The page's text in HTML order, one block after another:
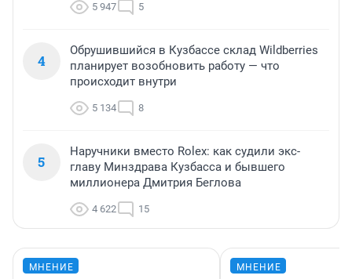
5 947 5
4
Обрушившийся в Кузбассе склад Wildberries
планирует возобновить работу — что
происходит внутри
5 134 8
5
Наручники вместо Rolex: как судили экс-
главу Минздрава Кузбасса и бывшего
миллионера Дмитрия Беглова
4 622 15
МНЕНИЕ МНЕНИЕ